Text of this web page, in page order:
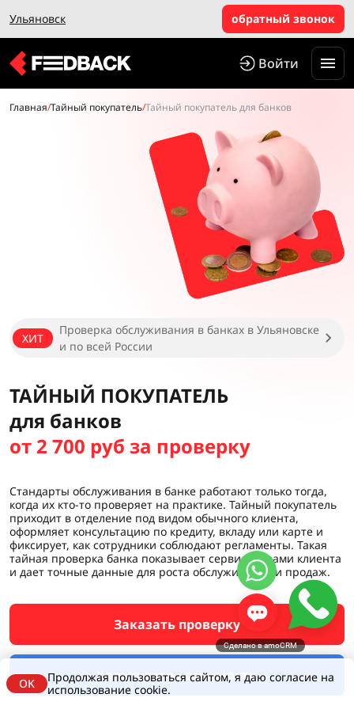
Ульяновск обратный звонок
Войти
Главная/Тайный покупатель/Тайный покупатель для банков
ХИТ
Проверка обслуживания в банках в Ульяновске
и по всей России
ТАЙНЫЙ ПОКУПАТЕЛЬ
для банков
от 2 700 руб за проверку
Стандарты обслуживания в банке работают только тогда,
когда их кто-то проверяет на практике. Тайный покупатель
приходит в отделение под видом обычного клиента,
оформляет консультацию по кредиту, вкладу или карте и
фиксирует, как сотрудники соблюдают регламенты. Такая
тайная проверка банка показывает сервис глазами клиента
и дает точные данные для роста обслуживания и продаж.
Заказать проверку
Калькулятор стоимости
OK
Продолжая пользоваться сайтом, я даю согласие на
использование cookie.
Сделано в amoCRM